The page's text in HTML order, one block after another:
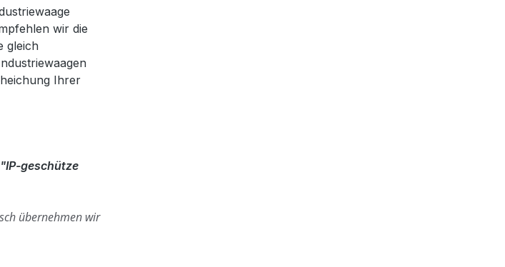
wir die
gleich
Ihrer
geschütze
übernehmen wir